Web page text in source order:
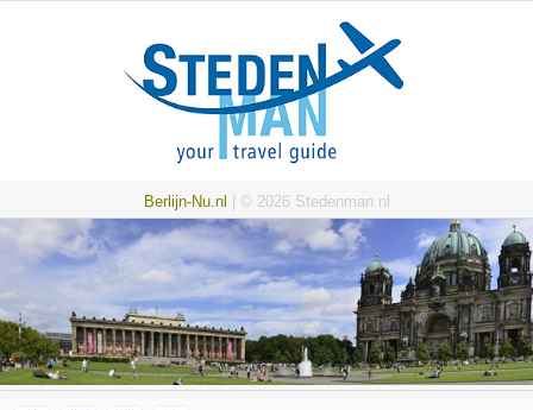
Berlijn-Nu.nl | © 2026 Stedenman.nl